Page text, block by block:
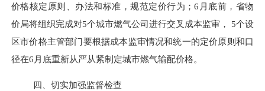
价格核定原则、办法和标准，规范定价行为；6月底前，省物
价局将组织完成对5个城市燃气公司进行交叉成本监审， 5个设
区市价格主管部门要根据成本监审情况和统一的定价原则和口
径在6月底重新从严从紧制定城市燃气输配价格。
四、切实加强监督检查